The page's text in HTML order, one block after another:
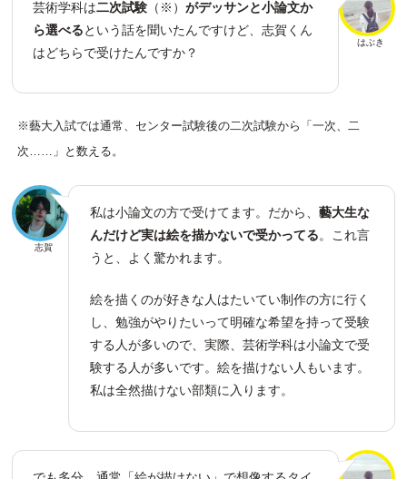
はぶき
芸術学科は二次試験 （※）がデッサンと小論文か
ら選べるという話を聞いたんですけど、志賀くん
はどちらで受けたんですか？
※藝大入試では通常、センター試験後の二次試験から「一次、二
次……」と数える。
志賀
私は小論文の方で受けてます。だから、 藝大生な
んだけど実は絵を描かないで受かってる。これ言
うと、よく驚かれます。
絵を描くのが好きな人はたいてい制作の方に行く
し、勉強がやりたいって明確な希望を持って受験
する人が多いので、実際、芸術学科は小論文で受
験する人が多いです。絵を描けない人もいます。
私は全然描けない部類に入ります。